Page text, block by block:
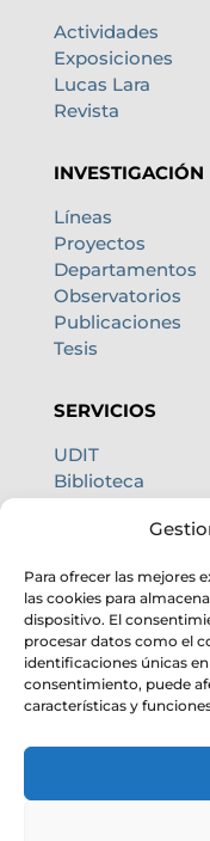
Para ofrecer las mejores
las cookies para
dispositivo. El
procesar datos como el
identificaciones únicas
consentimiento, puede
características y
Actividades
Exposiciones
Lucas Lara
Revista
INVESTIGACIÓN
Líneas
Proyectos
Departamentos
Observatorios
Publicaciones
Tesis
SERVICIOS
UDIT
Biblioteca
Oficina